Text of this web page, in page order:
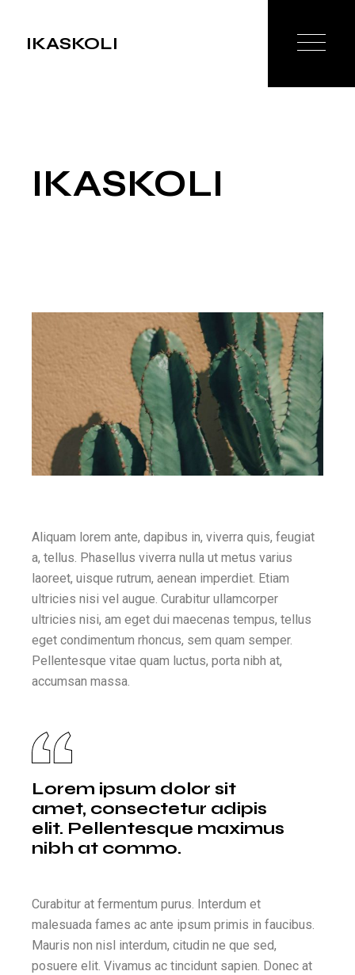
IKASKOLI
IKASKOLI
Aliquam lorem ante, dapibus in, viverra quis, feugiat
a, tellus. Phasellus viverra nulla ut metus varius
laoreet, uisque rutrum, aenean imperdiet. Etiam
ultricies nisi vel augue. Curabitur ullamcorper
ultricies nisi, am eget dui maecenas tempus, tellus
eget condimentum rhoncus, sem quam semper.
Pellentesque vitae quam luctus, porta nibh at,
accumsan massa.
Lorem ipsum dolor sit
amet, consectetur adipis
elit. Pellentesque maximus
nibh at commo.
Curabitur at fermentum purus. Interdum et
malesuada fames ac ante ipsum primis in faucibus.
Mauris non nisl interdum, citudin ne que sed,
posuere elit. Vivamus ac tincidunt sapien. Donec at